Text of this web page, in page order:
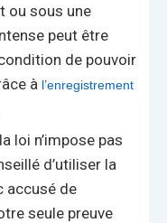
ou sous une
peut être
de pouvoir
à l’enregistrement
loi n’impose pas
d’utiliser la
accusé de
seule preuve